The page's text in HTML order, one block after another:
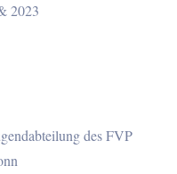
2023
des FVP